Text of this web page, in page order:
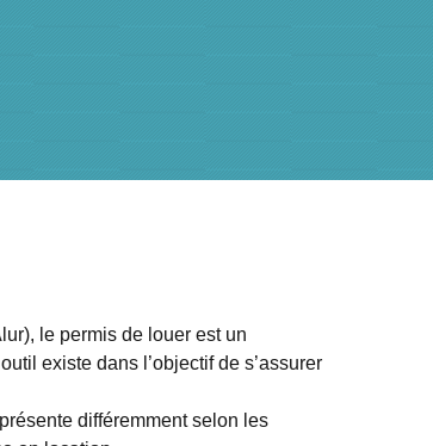
le permis de louer est un
existe dans l’objectif de s’assurer
différemment selon les